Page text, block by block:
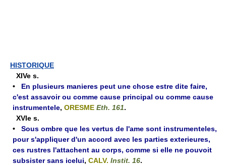
HISTORIQUE
XIVe s.
• En plusieurs manieres peut une chose estre dite faire,
c'est assavoir ou comme cause principal ou comme cause
instrumentele, ORESME Eth. 161.
XVIe s.
• Sous ombre que les vertus de l'ame sont instrumenteles,
pour s'appliquer d'un accord avec les parties exterieures,
ces rustres l'attachent au corps, comme si elle ne pouvoit
subsister sans icelui, CALV. Instit. 16.